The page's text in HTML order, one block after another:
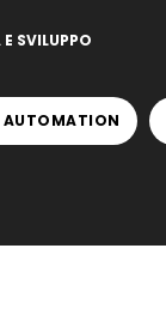
SVILUPPO
AUTOMATION